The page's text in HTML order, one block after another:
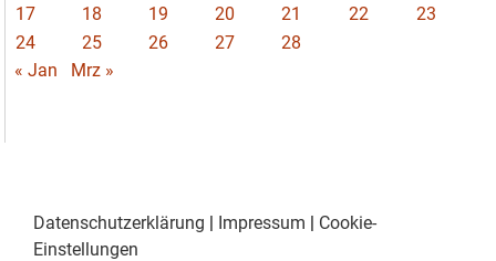
17
18 19 20 21 22
23
24
25 26 27
28
« Jan
Mrz »
Datenschutzerklärung | Impressum | Cookie-
Einstellungen